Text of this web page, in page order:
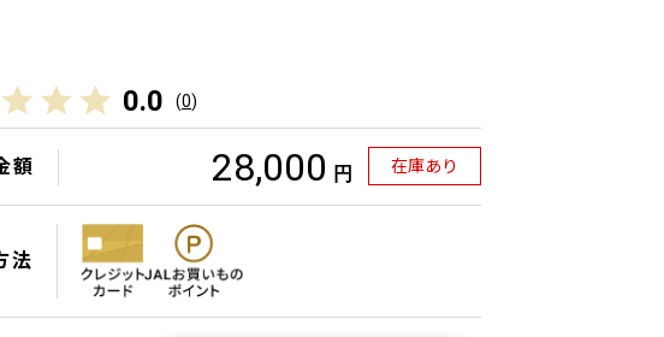
0.0 (0)
額 28,000 円 在庫あり
法